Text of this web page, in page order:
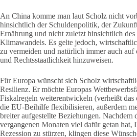
An China komme man laut Scholz nicht
hinsichtlich der Schuldenpolitik, der
Ernährung und nicht zuletzt hinsichtlich des
Klimawandels. Es gelte jedoch,
zu vermeiden und natürlich immer auch auf
und Rechtsstaatlichkeit hinzuweisen.
Für Europa wünscht sich Scholz
Resilienz. Er möchte Europas
Fiskalregeln weiterentwickeln (verheißt das
die EU-Beihilfe flexibilisieren, außerdem
breiter aufgestellte Beziehungen. Nachdem
vergangenen Monaten viel dafür getan hat,
Rezession zu stürzen, klingen diese